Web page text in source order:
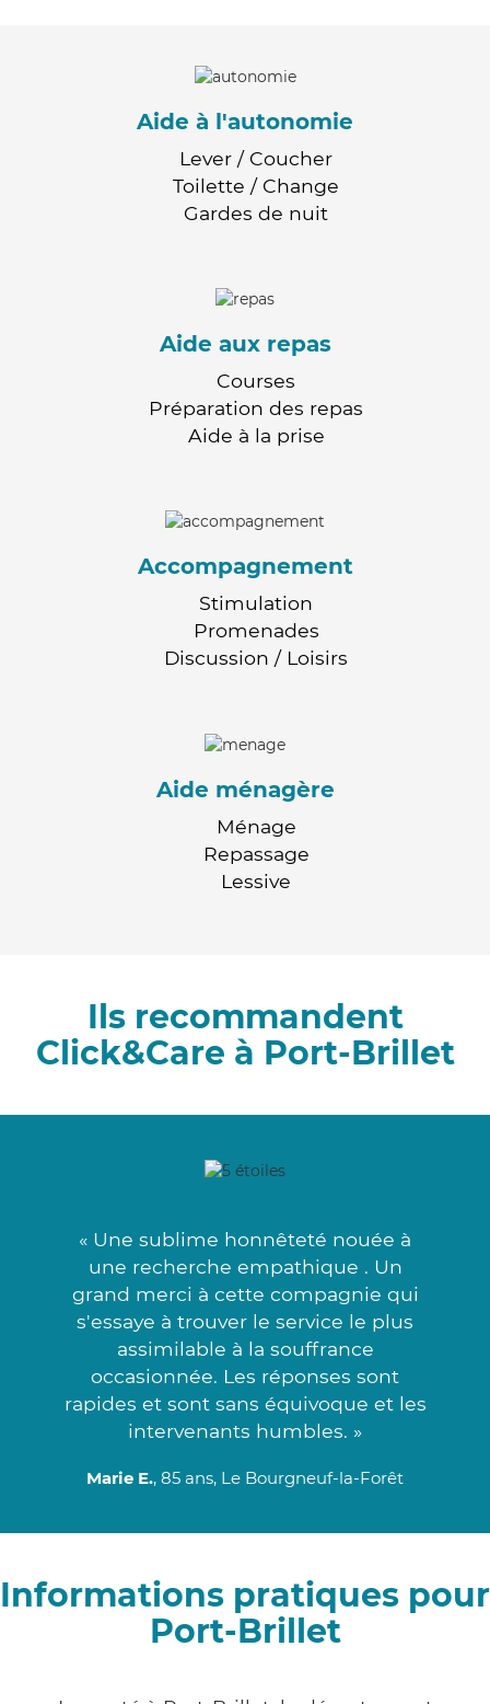
Aide à l'autonomie
Lever / Coucher
Toilette / Change
Gardes de nuit
Aide aux repas
Courses
Préparation des repas
Aide à la prise
Accompagnement
Stimulation
Promenades
Discussion / Loisirs
Aide ménagère
Ménage
Repassage
Lessive
Ils recommandent
Click&Care à Port-Brillet
« Une sublime honnêteté nouée à
une recherche empathique . Un
grand merci à cette compagnie qui
s'essaye à trouver le service le plus
assimilable à la souffrance
occasionnée. Les réponses sont
rapides et sont sans équivoque et les
intervenants humbles. »
Marie E., 85 ans, Le Bourgneuf-la-Forêt
Informations pratiques pour
Port-Brillet